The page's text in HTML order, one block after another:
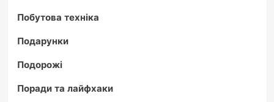
Побутова техніка
Подарунки
Подорожі
Поради та лайфхаки